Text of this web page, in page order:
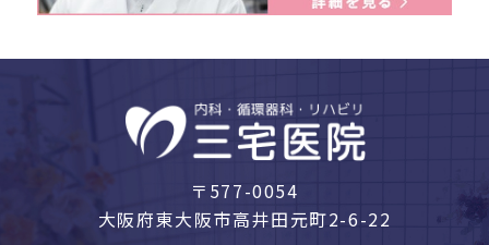
〒577-0054
大阪府東大阪市高井田元町2-6-22